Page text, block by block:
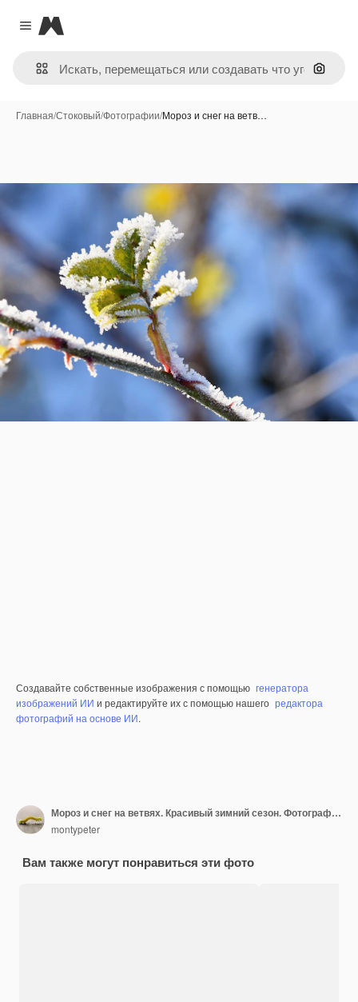
Close menu
Magnific
Поиск
Главная/Стоковый/Фотографии/Мороз и снег на ветв…
Создавайте собственные изображения с помощью генератора
изображений ИИ и редактируйте их с помощью нашего редактора
фотографий на основе ИИ.
Мороз и снег на ветвях. Красивый зимний сезон. Фотография замороженной природы.
montypeter
Вам также могут понравиться эти фото